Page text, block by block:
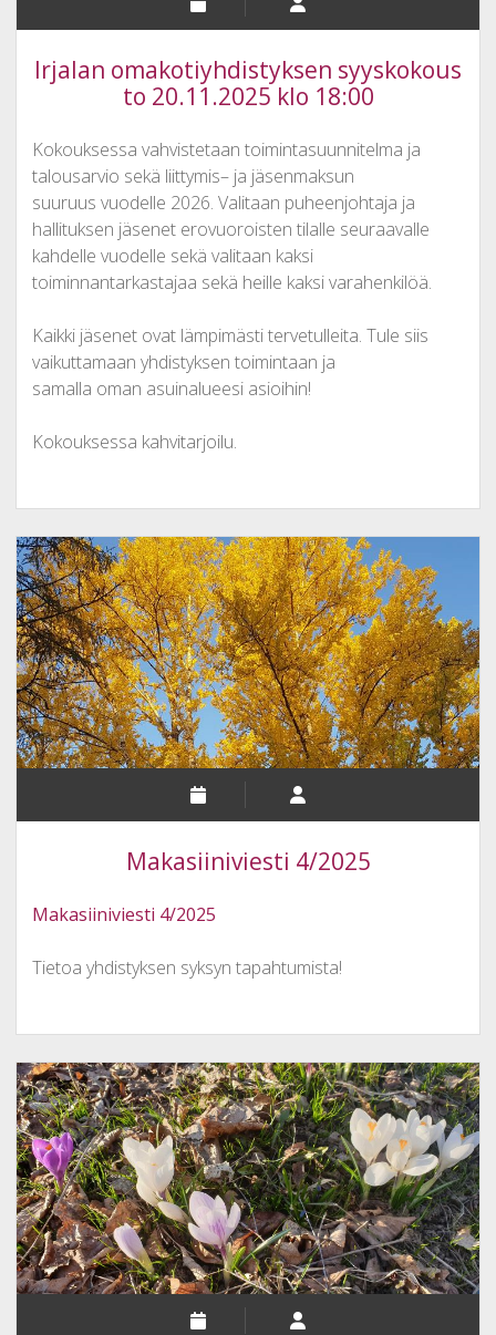
Irjalan omakotiyhdistyksen syyskokous
to 20.11.2025 klo 18:00
Kokouksessa vahvistetaan toimintasuunnitelma ja
talousarvio sekä liittymis– ja jäsenmaksun
suuruus vuodelle 2026. Valitaan puheenjohtaja ja
hallituksen jäsenet erovuoroisten tilalle seuraavalle
kahdelle vuodelle sekä valitaan kaksi
toiminnantarkastajaa sekä heille kaksi varahenkilöä.
Kaikki jäsenet ovat lämpimästi tervetulleita. Tule siis
vaikuttamaan yhdistyksen toimintaan ja
samalla oman asuinalueesi asioihin!
Kokouksessa kahvitarjoilu.
Makasiiniviesti 4/2025
Makasiiniviesti 4/2025
Tietoa yhdistyksen syksyn tapahtumista!